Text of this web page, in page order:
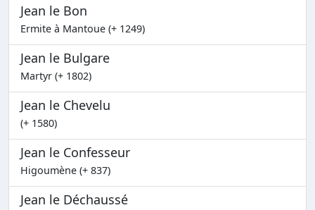
Jean le Bon
Ermite à Mantoue (+ 1249)
Jean le Bulgare
Martyr (+ 1802)
Jean le Chevelu
(+ 1580)
Jean le Confesseur
Higoumène (+ 837)
Jean le Déchaussé